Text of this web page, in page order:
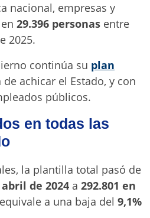
nacional, empresas y
29.396 personas entre
2025.
continúa su plan
achicar el Estado, y con
públicos.
en todas las
la plantilla total pasó de
de 2024 a 292.801 en
a una baja del 9,1%